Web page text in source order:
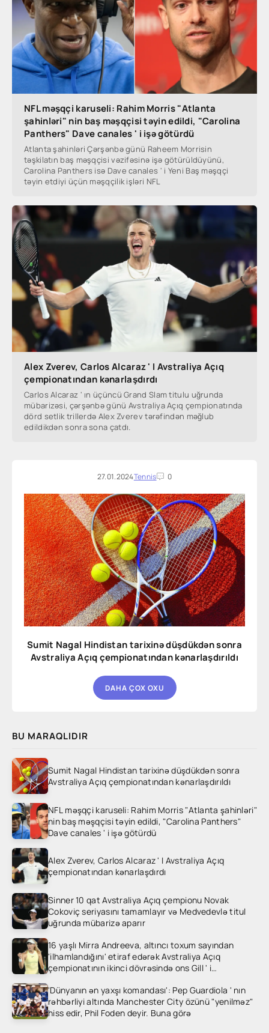
NFL məşqçi karuseli: Rahim Morris "Atlanta
şahinləri" nin baş məşqçisi təyin edildi, "Carolina
Panthers" Dave canales ' i işə götürdü
Atlanta şahinləri Çərşənbə günü Raheem Morrisin
təşkilatın baş məşqçisi vəzifəsinə işə götürüldüyünü,
Carolina Panthers isə Dave canales ' i Yeni Baş məşqçi
təyin etdiyi üçün məşqçilik işləri NFL
Alex Zverev, Carlos Alcaraz ' I Avstraliya Açıq
çempionatından kənarlaşdırdı
Carlos Alcaraz ' ın üçüncü Grand Slam titulu uğrunda
mübarizəsi, çərşənbə günü Avstraliya Açıq çempionatında
dörd setlik trillerdə Alex Zverev tərəfindən məğlub
edildikdən sonra sona çatdı.
27.01.2024Tennis 0
Sumit Nagal Hindistan tarixinə düşdükdən sonra
Avstraliya Açıq çempionatından kənarlaşdırıldı
DAHA ÇOX OXU
BU MARAQLIDIR
Sumit Nagal Hindistan tarixinə düşdükdən sonra
Avstraliya Açıq çempionatından kənarlaşdırıldı
NFL məşqçi karuseli: Rahim Morris "Atlanta şahinləri"
nin baş məşqçisi təyin edildi, "Carolina Panthers"
Dave canales ' i işə götürdü
Alex Zverev, Carlos Alcaraz ' I Avstraliya Açıq
çempionatından kənarlaşdırdı
Sinner 10 qat Avstraliya Açıq çempionu Novak
Cokoviç seriyasını tamamlayır və Medvedevlə titul
uğrunda mübarizə aparır
16 yaşlı Mirra Andreeva, altıncı toxum sayından
'ilhamlandığını' etiraf edərək Avstraliya Açıq
çempionatının ikinci dövrəsində ons Gill ' i
'Dünyanın ən yaxşı komandası': Pep Guardiola ' nın
rəhbərliyi altında Manchester City özünü "yenilməz"
hiss edir, Phil Foden deyir. Buna görə